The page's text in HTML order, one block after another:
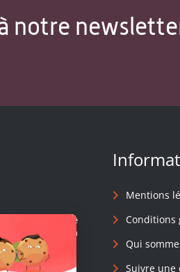
notre
de l'Homme
en
Mentions
Conditions
Qui
Suivre une